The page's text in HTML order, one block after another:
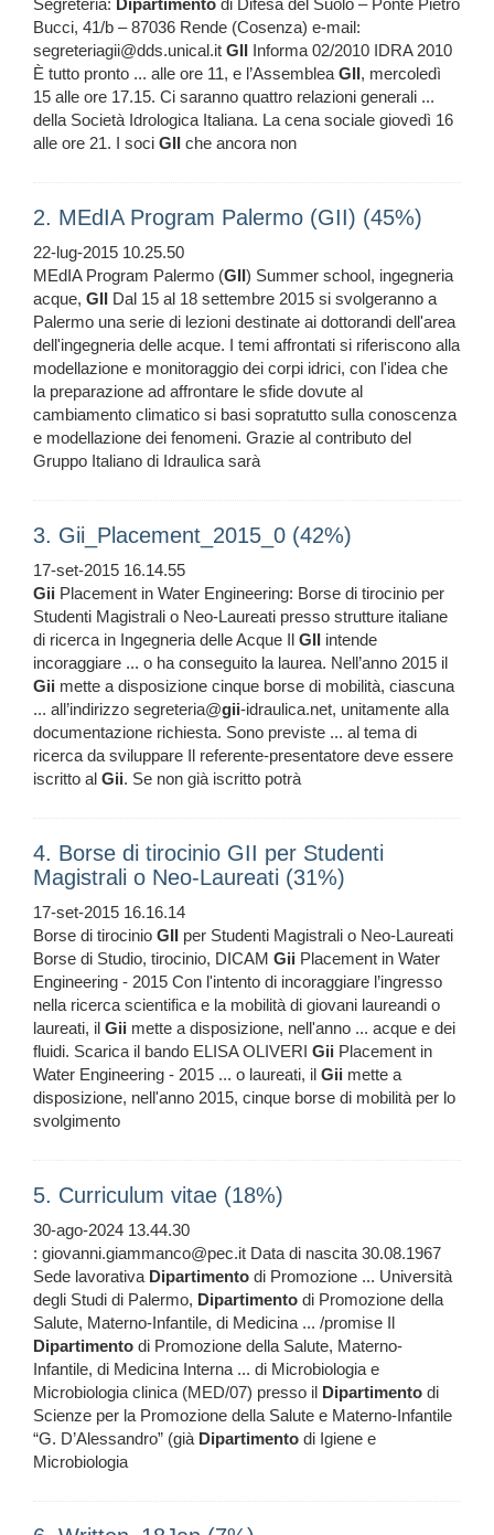
Segreteria: Dipartimento di Difesa del Suolo – Ponte Pietro
Bucci, 41/b – 87036 Rende (Cosenza) e-mail:
segreteriagii@dds.unical.it GII Informa 02/2010 IDRA 2010
È tutto pronto ... alle ore 11, e l’AssembleaGII, mercoledì
15 alle ore 17.15. Ci saranno quattro relazioni generali ...
della Società Idrologica Italiana. La cena sociale giovedì 16
alle ore 21. I soci GII che ancora non
2. MEdIA Program Palermo (GII) (45%)
22-lug-2015 10.25.50
MEdIA Program Palermo (GII) Summer school, ingegneria
acque, GII Dal 15 al 18 settembre 2015 si svolgeranno a
Palermo una serie di lezioni destinate ai dottorandi dell'area
dell'ingegneria delle acque. I temi affrontati si riferiscono alla
modellazione e monitoraggio dei corpi idrici, con l'idea che
la preparazione ad affrontare le sfide dovute al
cambiamento climatico si basi sopratutto sulla conoscenza
e modellazione dei fenomeni. Grazie al contributo del
Gruppo Italiano di Idraulica sarà
3. Gii_Placement_2015_0 (42%)
17-set-2015 16.14.55
Gii Placement in Water Engineering: Borse di tirocinio per
Studenti Magistrali o Neo-Laureati presso strutture italiane
di ricerca in Ingegneria delle Acque Il GII intende
incoraggiare ... o ha conseguito la laurea. Nell’anno 2015 il
Gii mette a disposizione cinque borse di mobilità, ciascuna
... all’indirizzo segreteria@gii-idraulica.net, unitamente alla
documentazione richiesta. Sono previste ... al tema di
ricerca da sviluppare Il referente-presentatore deve essere
iscritto al Gii. Se non già iscritto potrà
4. Borse di tirocinio GII per Studenti
Magistrali o Neo-Laureati (31%)
17-set-2015 16.16.14
Borse di tirocinio GII per Studenti Magistrali o Neo-Laureati
Borse di Studio, tirocinio, DICAM Gii Placement in Water
Engineering - 2015 Con l'intento di incoraggiare l’ingresso
nella ricerca scientifica e la mobilità di giovani laureandi o
laureati, il Gii mette a disposizione, nell'anno ... acque e dei
fluidi. Scarica il bando ELISA OLIVERI Gii Placement in
Water Engineering - 2015 ... o laureati, il Gii mette a
disposizione, nell'anno 2015, cinque borse di mobilità per lo
svolgimento
5. Curriculum vitae (18%)
30-ago-2024 13.44.30
: giovanni.giammanco@pec.it Data di nascita 30.08.1967
Sede lavorativa Dipartimento di Promozione ... Università
degli Studi di Palermo, Dipartimento di Promozione della
Salute, Materno-Infantile, di Medicina ... /promise Il
Dipartimento di Promozione della Salute, Materno-
Infantile, di Medicina Interna ... di Microbiologia e
Microbiologia clinica (MED/07) presso il Dipartimento di
Scienze per la Promozione della Salute e Materno-Infantile
“G. D’Alessandro” (già Dipartimento di Igiene e
Microbiologia